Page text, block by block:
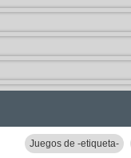
Juegos de -etiqueta-